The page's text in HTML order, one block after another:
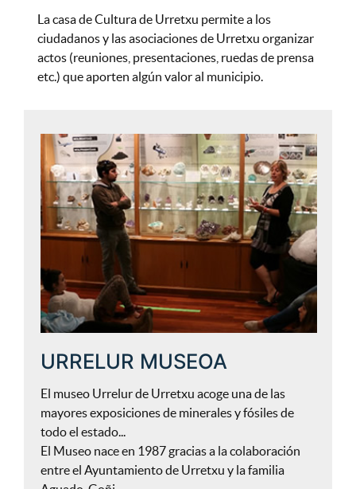
La casa de Cultura de Urretxu permite a los
ciudadanos y las asociaciones de Urretxu organizar
actos (reuniones, presentaciones, ruedas de prensa
etc.) que aporten algún valor al municipio.
URRELUR MUSEOA
El museo Urrelur de Urretxu acoge una de las
mayores exposiciones de minerales y fósiles de
todo el estado...
El Museo nace en 1987 gracias a la colaboración
entre el Ayuntamiento de Urretxu y la familia